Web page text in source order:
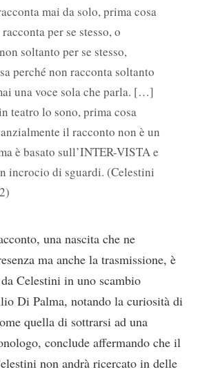
mai da solo, prima cosa
per se stesso, o
soltanto per se stesso,
perché non racconta soltanto
una voce sola che parla. […]
teatro lo sono, prima cosa
il racconto non è un
è basato sull’INTER-VISTA e
incrocio di sguardi. (Celestini
una nascita che ne
ma anche la trasmissione, è
Celestini in uno scambio
Di Palma, notando la curiosità di
quella di sottrarsi ad una
conclude affermando che il
non andrà ricercato in delle